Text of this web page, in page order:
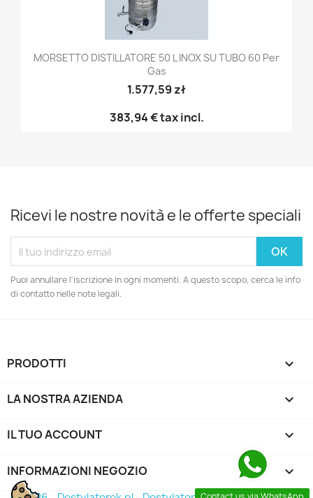
MORSETTO DISTILLATORE 50 L INOX SU TUBO 60 Per
Gas
1.577,59 zł
383,94 €tax incl.
Ricevi le nostre novità e le offerte speciali
Puoi annullare l'iscrizione in ogni momenti. A questo scopo, cerca le info
di contatto nelle note legali.
PRODOTTI 
LA NOSTRA AZIENDA 
IL TUO ACCOUNT 
INFORMAZIONI NEGOZIO keyboard_arrow_down